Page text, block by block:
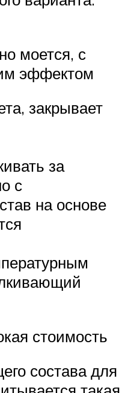
моется, с
эффектом
закрывает
за
с
на основе
стоимость
состава для